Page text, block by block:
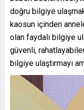
doğru bilgiye
kaosun içinden
olan faydalı bilgiye
güvenli,
bilgiye ulaştırmayı